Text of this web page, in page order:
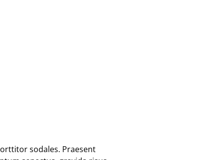
sodales. Praesent